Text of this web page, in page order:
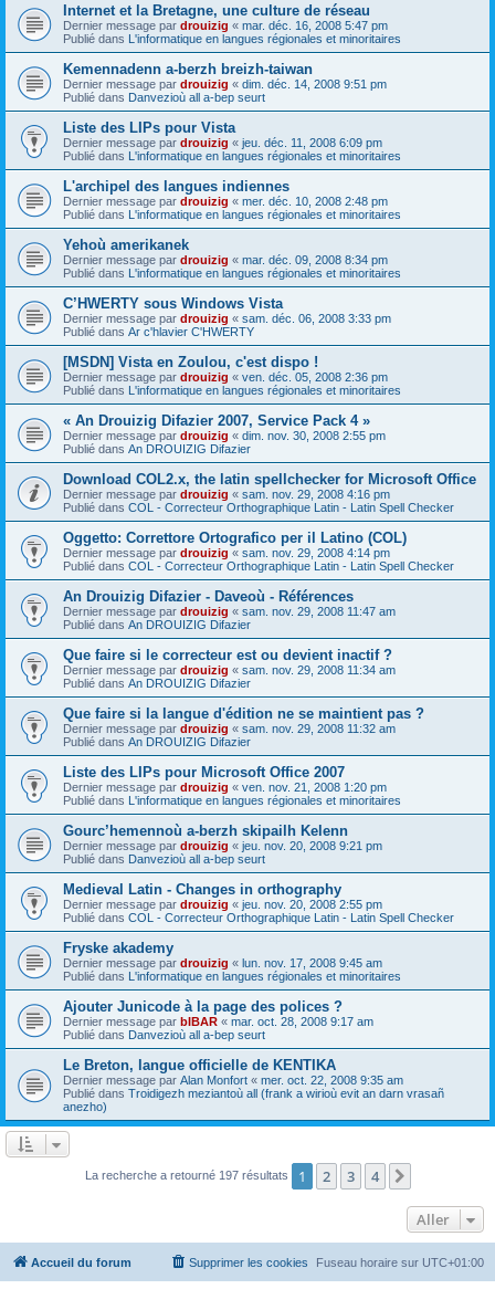
Internet et la Bretagne, une culture de réseau
Dernier message par drouizig « mar. déc. 16, 2008 5:47 pm
Publié dans L'informatique en langues régionales et minoritaires
Kemennadenn a-berzh breizh-taiwan
Dernier message par drouizig « dim. déc. 14, 2008 9:51 pm
Publié dans Danvezioù all a-bep seurt
Liste des LIPs pour Vista
Dernier message par drouizig « jeu. déc. 11, 2008 6:09 pm
Publié dans L'informatique en langues régionales et minoritaires
L'archipel des langues indiennes
Dernier message par drouizig « mer. déc. 10, 2008 2:48 pm
Publié dans L'informatique en langues régionales et minoritaires
Yehoù amerikanek
Dernier message par drouizig « mar. déc. 09, 2008 8:34 pm
Publié dans L'informatique en langues régionales et minoritaires
C’HWERTY sous Windows Vista
Dernier message par drouizig « sam. déc. 06, 2008 3:33 pm
Publié dans Ar c'hlavier C'HWERTY
[MSDN] Vista en Zoulou, c'est dispo !
Dernier message par drouizig « ven. déc. 05, 2008 2:36 pm
Publié dans L'informatique en langues régionales et minoritaires
« An Drouizig Difazier 2007, Service Pack 4 »
Dernier message par drouizig « dim. nov. 30, 2008 2:55 pm
Publié dans An DROUIZIG Difazier
Download COL2.x, the latin spellchecker for Microsoft Office
Dernier message par drouizig « sam. nov. 29, 2008 4:16 pm
Publié dans COL - Correcteur Orthographique Latin - Latin Spell Checker
Oggetto: Correttore Ortografico per il Latino (COL)
Dernier message par drouizig « sam. nov. 29, 2008 4:14 pm
Publié dans COL - Correcteur Orthographique Latin - Latin Spell Checker
An Drouizig Difazier - Daveoù - Références
Dernier message par drouizig « sam. nov. 29, 2008 11:47 am
Publié dans An DROUIZIG Difazier
Que faire si le correcteur est ou devient inactif ?
Dernier message par drouizig « sam. nov. 29, 2008 11:34 am
Publié dans An DROUIZIG Difazier
Que faire si la langue d'édition ne se maintient pas ?
Dernier message par drouizig « sam. nov. 29, 2008 11:32 am
Publié dans An DROUIZIG Difazier
Liste des LIPs pour Microsoft Office 2007
Dernier message par drouizig « ven. nov. 21, 2008 1:20 pm
Publié dans L'informatique en langues régionales et minoritaires
Gourc’hemennoù a-berzh skipailh Kelenn
Dernier message par drouizig « jeu. nov. 20, 2008 9:21 pm
Publié dans Danvezioù all a-bep seurt
Medieval Latin - Changes in orthography
Dernier message par drouizig « jeu. nov. 20, 2008 2:55 pm
Publié dans COL - Correcteur Orthographique Latin - Latin Spell Checker
Fryske akademy
Dernier message par drouizig « lun. nov. 17, 2008 9:45 am
Publié dans L'informatique en langues régionales et minoritaires
Ajouter Junicode à la page des polices ?
Dernier message par bIBAR « mar. oct. 28, 2008 9:17 am
Publié dans Danvezioù all a-bep seurt
Le Breton, langue officielle de KENTIKA
Dernier message par Alan Monfort « mer. oct. 22, 2008 9:35 am
Publié dans Troidigezh meziantoù all (frank a wirioù evit an darn vrasañ
anezho)
La recherche a retourné 197 résultats 1 2 3 4
Aller
Accueil du forum Fuseau horaire sur UTC+01:00
Supprimer les cookies